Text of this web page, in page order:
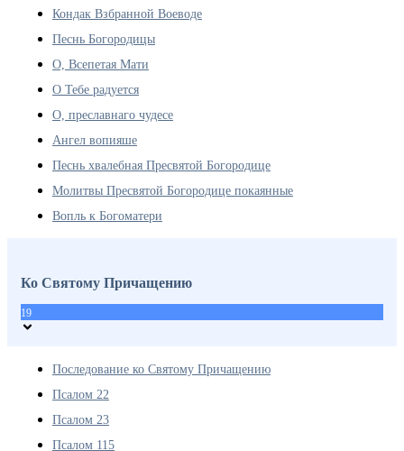
Кондак Взбранной Воеводе
Песнь Богородицы
О, Всепетая Мати
О Тебе радуется
О, преславнаго чудесе
Ангел вопияше
Песнь хвалебная Пресвятой Богородице
Молитвы Пресвятой Богородице покаянные
Вопль к Богоматери
Ко Святому Причащению
19
Последование ко Святому Причащению
Псалом 22
Псалом 23
Псалом 115